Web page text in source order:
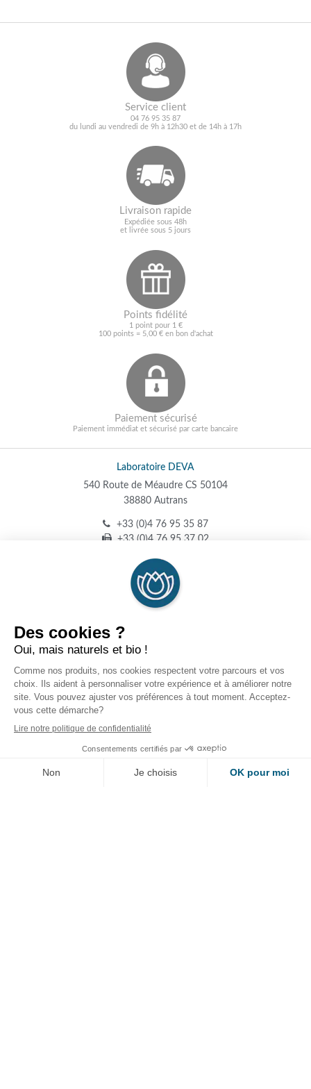
Service client
04 76 95 35 87
du lundi au vendredi de 9h à 12h30 et de 14h à 17h
Livraison rapide
Expédiée sous 48h
et livrée sous 5 jours
Points fidélité
1 point pour 1 €
100 points = 5,00 € en bon d'achat
Paiement sécurisé
Paiement immédiat et sécurisé par carte bancaire
Laboratoire DEVA
540 Route de Méaudre CS 50104
38880 Autrans
+33 (0)4 76 95 35 87
+33 (0)4 76 95 37 02
Mes informations personnelles